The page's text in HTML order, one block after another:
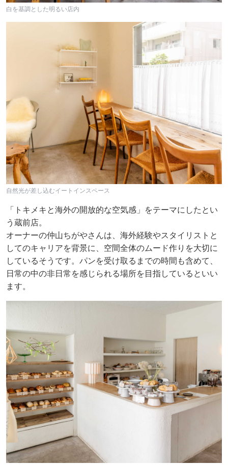
白を基調とした明るい店内
自然光が差し込むイートインスペース
「トキメキと海外の開放的な空気感」をテーマにしたとい
う蔵前店。
オーナーの仲山ちがやさんは、海外経験やスタイリストと
してのキャリアを背景に、空間全体のムード作りを大切に
しているそうです。パンを受け取るまでの時間も含めて、
日常の中の非日常を感じられる場所を目指しているといい
ます。